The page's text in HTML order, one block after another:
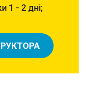
1 - 2 дні;